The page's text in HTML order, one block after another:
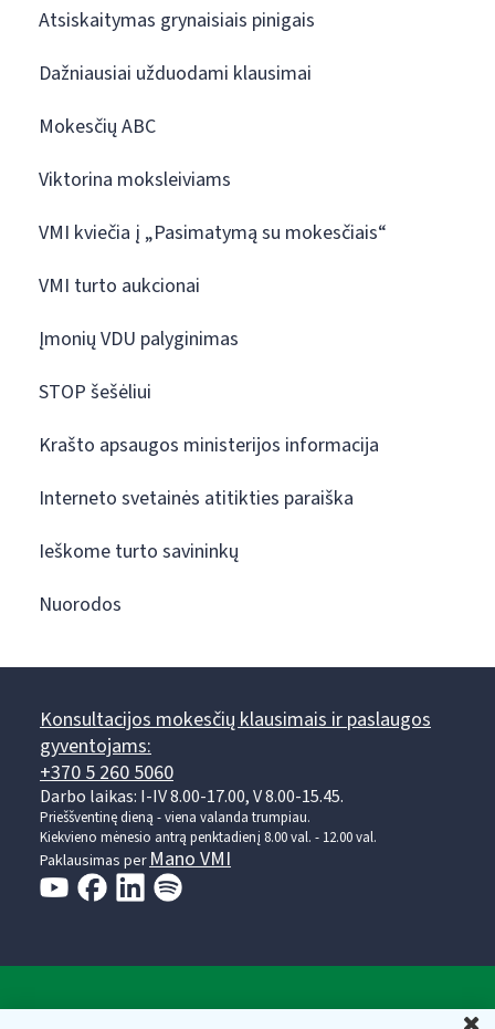
Atsiskaitymas grynaisiais pinigais
Dažniausiai užduodami klausimai
Mokesčių ABC
Viktorina moksleiviams
VMI kviečia į „Pasimatymą su mokesčiais“
VMI turto aukcionai
Įmonių VDU palyginimas
STOP šešėliui
Krašto apsaugos ministerijos informacija
Interneto svetainės atitikties paraiška
Ieškome turto savininkų
Nuorodos
Konsultacijos mokesčių klausimais ir paslaugos
gyventojams:
+370 5 260 5060
Darbo laikas: I-IV 8.00-17.00, V 8.00-15.45.
Prieššventinę dieną - viena valanda trumpiau.
Kiekvieno mėnesio antrą penktadienį 8.00 val. - 12.00 val.
Paklausimas perMano VMI
Valstybinė mokesčių inspekcija prie Lietuvos